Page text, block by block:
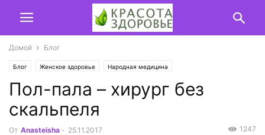
Домой Блог
Блог Женское здоровье Народная медицина
Пол-пала – хирург без
скальпеля
От Anasteisha - 25.11.2017 1247